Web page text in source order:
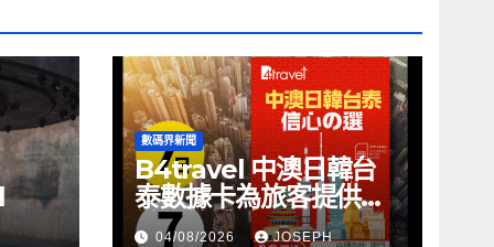
數碼界新聞
B4travel 中澳日韓台
泰數據卡為旅客提供無
縫網絡體驗
04/08/2026 JOSEPH